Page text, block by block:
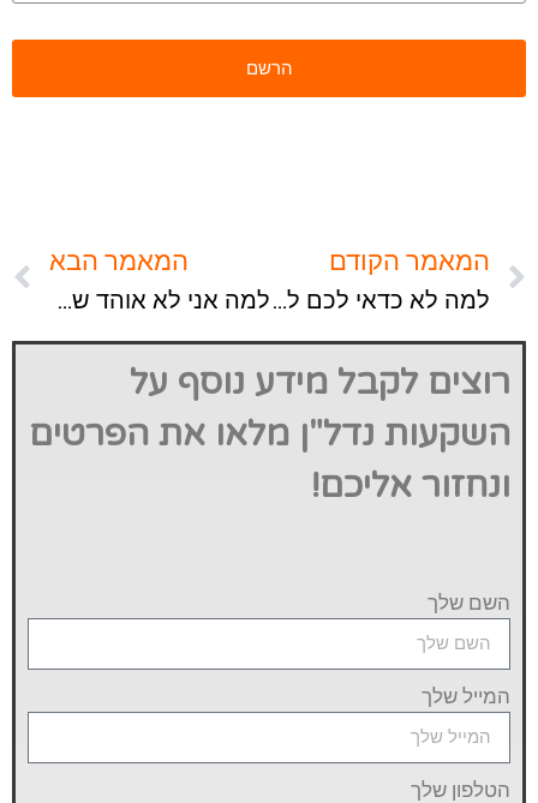
המאמר הקודם
למה לא כדאי לכם לחסוך כדי לרכוש דירה?
המאמר הבא
למה אני לא אוהד של 'חופש כלכלי' ומדוע אני חסיד של 'אוטונומיה'?
רוצים לקבל מידע נוסף על
השקעות נדל"ן מלאו את הפרטים
ונחזור אליכם!
השם שלך
המייל שלך
הטלפון שלך